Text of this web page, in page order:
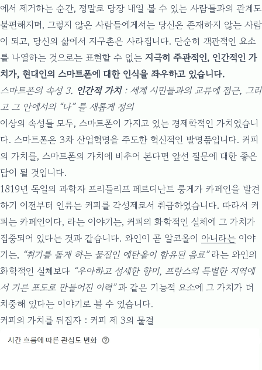
에서 제거하는 순간, 정말로 당장 내일 볼 수 있는 사람들과의 관계도
불편해지며, 그렇지 않은 사람들에게서는 당신은 존재하지 않는 사람
이 되고, 당신의 삶에서 지구촌은 사라집니다. 단순히 객관적인 요소
를 나열하는 것으로는 표현할 수 없는 지극히 주관적인, 인간적인 가
치가, 현대인의 스마트폰에 대한 인식을 좌우하고 있습니다.
스마트폰의 속성 3. 인간적 가치: 세계 시민들과의 교류에 접근, 그리
고 그 안에서의 “나” 를 새롭게 정의
이상의 속성들 모두, 스마트폰이 가지고 있는 경제학적인 가치였습니
다. 스마트폰은 3차 산업혁명을 주도한 혁신적인 발명품입니다. 커피
의 가치를, 스마트폰의 가치에 비추어 본다면 앞선 질문에 대한 좋은
답이 될 것입니다.
1819년 독일의 과학자 프리들리프 페르디난트 룽게가 카페인을 발견
하기 이전부터 인류는 커피를 각성제로서 취급하였습니다. 따라서 커
피는 카페인이다, 라는 이야기는, 커피의 화학적인 실체에 그 가치가
집중되어 있다는 것과 같습니다. 와인이 곧 알코올이 아니라는 이야
기는, “취기를 돌게 하는 물질인 에탄올이 함유된 음료”라는 와인의
화학적인 실체보다 “우아하고 섬세한 향미, 프랑스의 특별한 지역에
서 기른 포도로 만들어진 이력”과 같은 기능적 요소에 그 가치가 더
치중해 있다는 이야기로 볼 수 있습니다.
커피의 가치를 뒤집자 : 커피 제 3의 물결